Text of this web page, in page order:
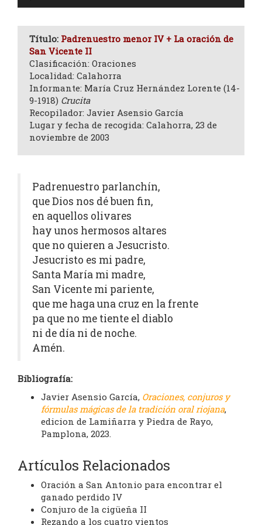
Título: Padrenuestro menor IV + La oración de
San Vicente II
Clasificación: Oraciones
Localidad: Calahorra
Informante: María Cruz Hernández Lorente (14-
9-1918) Crucita
Recopilador: Javier Asensio García
Lugar y fecha de recogida: Calahorra, 23 de
noviembre de 2003
Padrenuestro parlanchín,
que Dios nos dé buen fin,
en aquellos olivares
hay unos hermosos altares
que no quieren a Jesucristo.
Jesucristo es mi padre,
Santa María mi madre,
San Vicente mi pariente,
que me haga una cruz en la frente
pa que no me tiente el diablo
ni de día ni de noche.
Amén.
Bibliografía:
Javier Asensio García, Oraciones, conjuros y
fórmulas mágicas de la tradición oral riojana,
edicion de Lamiñarra y Piedra de Rayo,
Pamplona, 2023.
Artículos Relacionados
Oración a San Antonio para encontrar el
ganado perdido IV
Conjuro de la cigüeña II
Rezando a los cuatro vientos